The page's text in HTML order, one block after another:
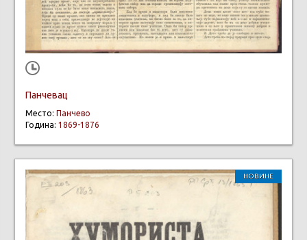
Панчевац
Место: Панчево
Година: 1869-1876
НОВИНЕ